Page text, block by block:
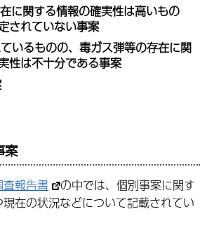
に関する情報の確実性は高いもの
されていない事案
いるものの、毒ガス弾等の存在に関
性は不十分である事案
案
査報告書
の中では、個別事案に関す
在の状況などについて記載されてい